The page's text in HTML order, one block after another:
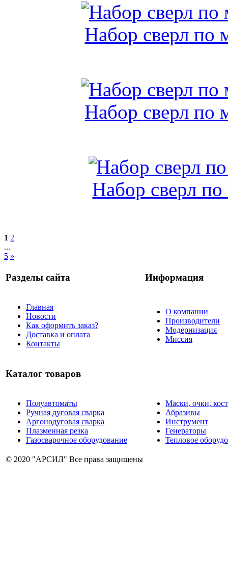
Набор сверл по
Набор сверл по
Набор сверл
1 2
...
5 »
Разделы сайта Информация
Главная
Новости
Как оформить заказ?
Доставка и оплата
Контакты
О компании
Производители
Модернизация
Миссия
Каталог товаров
Полуавтоматы
Ручная дуговая сварка
Аргонодуговая сварка
Плазменная резка
Газосварочное оборудование
Маски, очки,
Абразивы
Инструмент
Генераторы
Тепловое
© 2020 "АРСИЛ" Все права защищены